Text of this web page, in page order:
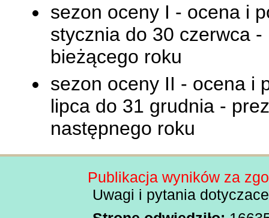
sezon oceny I - ocena i
stycznia do 30 czerwca
bieżącego roku
sezon oceny II - ocena i
lipca do 31 grudnia -
następnego roku
Publikacja wyników za
Uwagi i pytania